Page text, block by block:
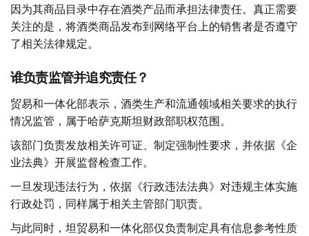
因为其商品目录中存在酒类产品而承担法律责任。真正需要
关注的是，将酒类商品发布到网络平台上的销售者是否遵守
了相关法律规定。
谁负责监管并追究责任？
贸易和一体化部表示，酒类生产和流通领域相关要求的执行
情况监管，属于哈萨克斯坦财政部职权范围。
该部门负责发放相关许可证、制定强制性要求，并依据《企
业法典》开展监督检查工作。
一旦发现违法行为，依据《行政违法法典》对违规主体实施
行政处罚，同样属于相关主管部门职责。
与此同时，坦贸易和一体化部仅负责制定具有信息参考性质